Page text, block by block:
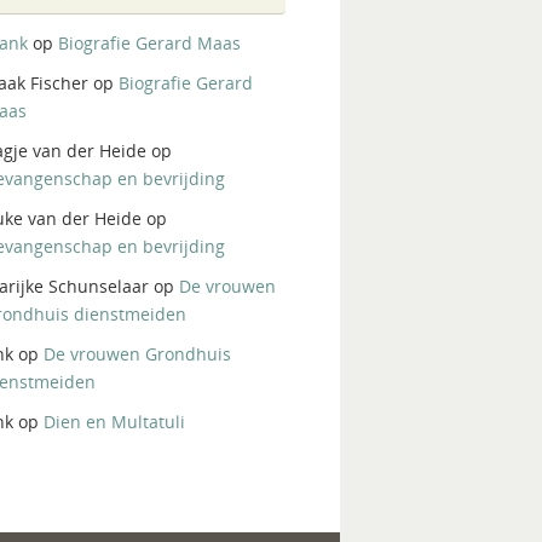
op Biografie Gerard Maas
Fischer op Biografie Gerard
van der Heide op
en bevrijding
van der Heide op
en bevrijding
Schunselaar op De vrouwen
dienstmeiden
op De vrouwen Grondhuis
op Dien en Multatuli